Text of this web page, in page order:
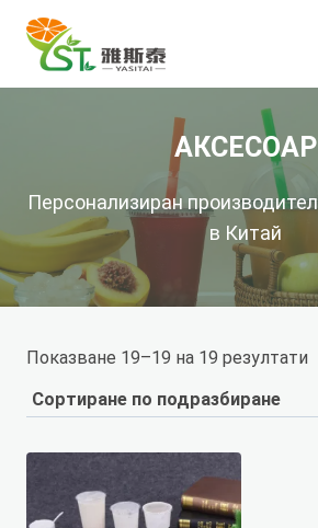
Преминете
към
съдържанието
АКСЕСОАР
Персонализиран
в Китай
Показване 19–19 на 19 резултати